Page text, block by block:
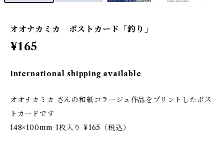
オオナカミカ ポストカード「釣り」
¥165
International shipping available
オオナカミカ さんの和紙コラージュ作品をプリントしたポス
トカードです
148×100mm 1枚入り ¥165（税込）